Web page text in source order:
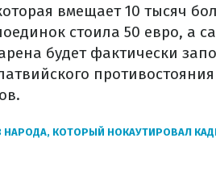
вмещает 10 тысяч
стоила 50 евро, а
будет фактически
НАРОДА, КОТОРЫЙ НОКАУТИРОВАЛ